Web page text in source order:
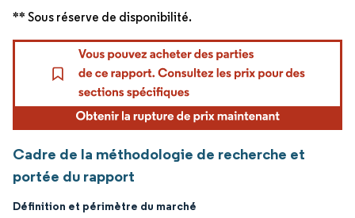
** Sous réserve de disponibilité.
Cadre de la méthodologie de recherche et
portée du rapport
Définition et périmètre du marché